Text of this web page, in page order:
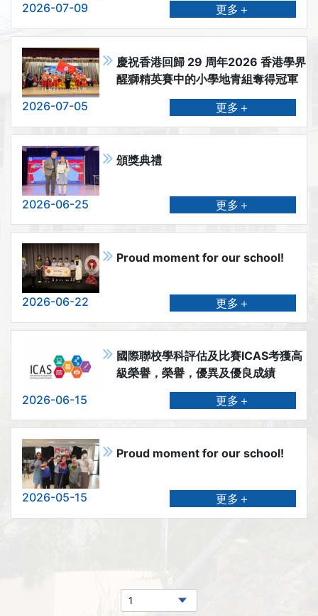
2026-07-09
更多＋
慶祝香港回歸 29 周年2026 香港學界
醒獅精英賽中的小學地青組奪得冠軍
2026-07-05
更多＋
頒獎典禮
2026-06-25 更多＋
Proud moment for our school!
2026-06-22 更多＋
國際聯校學科評估及比賽ICAS考獲高
級榮譽，榮譽，優異及優良成績
2026-06-15
更多＋
Proud moment for our school!
2026-05-15 更多＋